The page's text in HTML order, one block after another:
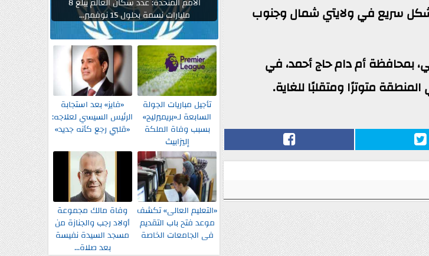
بشكل سريع في ولايتي شمال وجنوب
قرية السنجوقي، بمحافظة أم دام حاج أحمد، في
متوترًا ومتقلبًا للغاية.
مليارات نسمة بحلول 15 نوفمبر...
تأجيل مباريات الجولة
السابعة لـ«بريميرليج»
بسبب وفاة الملكة
إليزابيث
«فايز» بعد استجابة
الرئيس السيسي لعلاجه:
«قلبي رجع كأنه جديد»
«التعليم العالى» تكشف
موعد فتح باب التقديم
فى الجامعات الخاصة
وفاة مالك مجموعة
أولاد رجب والجنازة من
مسجد السيدة نفيسة
بعد صلاة...